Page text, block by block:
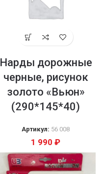
Нарды дорожные
черные, рисунок
золото «Вьюн»
(290*145*40)
Артикул: 56 008
1 990 ₽